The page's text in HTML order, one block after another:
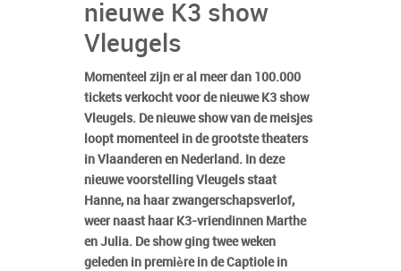
nieuwe K3 show
Vleugels
Momenteel zijn er al meer dan 100.000
tickets verkocht voor de nieuwe K3 show
Vleugels. De nieuwe show van de meisjes
loopt momenteel in de grootste theaters
in Vlaanderen en Nederland. In deze
nieuwe voorstelling Vleugels staat
Hanne, na haar zwangerschapsverlof,
weer naast haar K3-vriendinnen Marthe
en Julia. De show ging twee weken
geleden in première in de Captiole in